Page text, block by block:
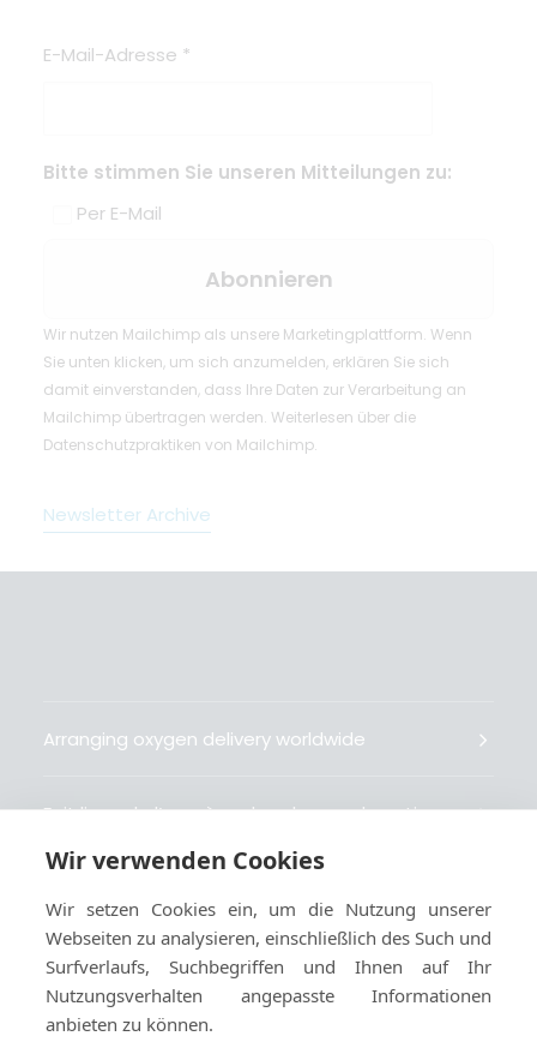
E-Mail-Adresse *
Bitte stimmen Sie unseren Mitteilungen zu:
Per E-Mail
Wir nutzen Mailchimp als unsere Marketingplattform. Wenn
Sie unten klicken, um sich anzumelden, erklären Sie sich
damit einverstanden, dass Ihre Daten zur Verarbeitung an
Mailchimp übertragen werden. Weiterlesen über die
Datenschutzpraktiken von Mailchimp.
Newsletter Archive
Arranging oxygen delivery worldwide
Fait livrer de l’oxygène dans le monde entier
Gestiona la entrega de oxígeno medicinal en el
mundo
Wir verwenden Cookies
Wir setzen Cookies ein, um die Nutzung unserer
Webseiten zu analysieren, einschließlich des Such und
Surfverlaufs, Suchbegriffen und Ihnen auf Ihr
Nutzungsverhalten angepasste Informationen
anbieten zu können.